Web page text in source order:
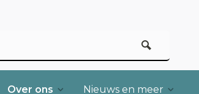
Over ons Nieuws en meer